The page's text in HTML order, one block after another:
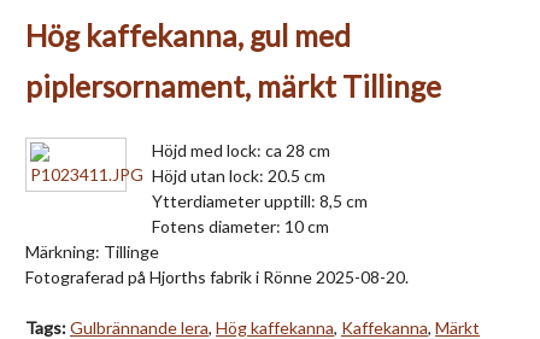
Hög kaffekanna, gul med
piplersornament, märkt Tillinge
Höjd med lock: ca 28 cm
Höjd utan lock: 20.5 cm
Ytterdiameter upptill: 8,5 cm
Fotens diameter: 10 cm
Märkning: Tillinge
Fotograferad på Hjorths fabrik i Rönne 2025-08-20.
Tags:Gulbrännande lera, Hög kaffekanna, Kaffekanna, Märkt